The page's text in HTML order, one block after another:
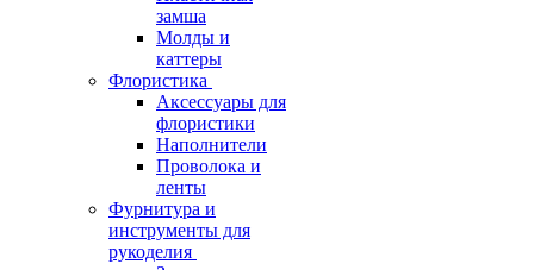
замша
Молды и
каттеры
Флористика
Аксессуары для
флористики
Наполнители
Проволока и
ленты
Фурнитура и
инструменты для
рукоделия